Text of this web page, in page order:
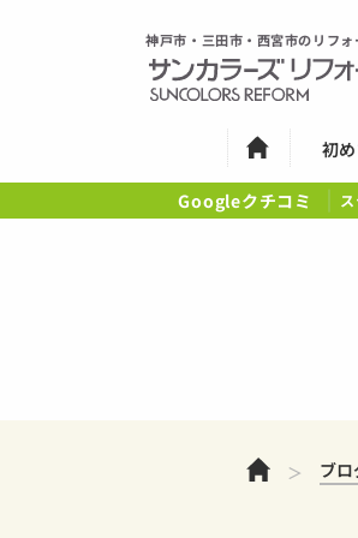
神戸市・三田市・西宮市のリフ
初
Googleクチコミ
ホーム ブロ